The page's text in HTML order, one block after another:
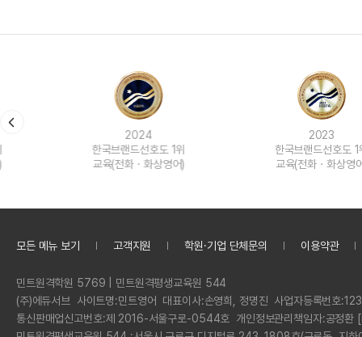
한국브랜드선호도 1위
교육(전화ㆍ화상영어)
한국브랜드선호도 1위
교육(전화ㆍ화상영어)
모든 메뉴 보기 고객지원 학원·기업 단체문의 이용약관
정
보
민트원격학원 5769 | 민트원격평생교육원 544
회
사
(주)에듀서브 사이트명:민트영어 대표이사:손영희, 정명진 사업자등록번호:
통신판매업신고번호:제 2016-서울구로-0544호 개인정보관리책임자:공정